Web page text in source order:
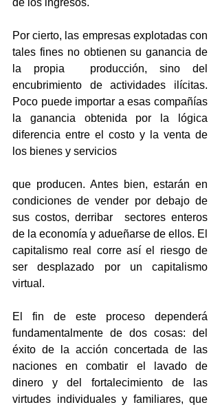
de los ingresos.
Por cierto, las empresas explotadas con
tales fines no obtienen su ganancia de
la propia  producción, sino del
encubrimiento de actividades ilícitas.
Poco puede importar a esas compañías
la ganancia obtenida por la lógica
diferencia entre el costo y la venta de
los bienes y servicios
que producen. Antes bien, estarán en
condiciones de vender por debajo de
sus costos, derribar  sectores enteros
de la economía y adueñarse de ellos. El
capitalismo real corre así el riesgo de
ser desplazado por un capitalismo
virtual.
El fin de este proceso dependerá
fundamentalmente de dos cosas: del
éxito de la acción concertada de las
naciones en combatir el lavado de
dinero y del fortalecimiento de las
virtudes individuales y familiares, que